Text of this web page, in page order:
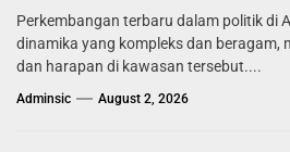
Perkembangan terbaru dalam politik di
dinamika yang kompleks dan beragam,
dan harapan di kawasan tersebut....
Adminsic August 2, 2026